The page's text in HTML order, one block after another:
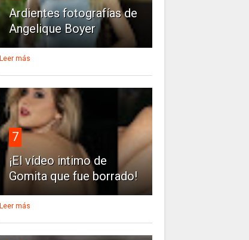
Ardientes fotografías de
Angelique Boyer
Leer más
7
¡El vídeo intimo de
Gomita que fue borrado!
Leer más